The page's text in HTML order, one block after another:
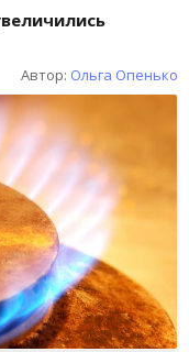
Автор: Ольга Опенько